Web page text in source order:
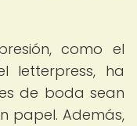
como el
letterpress, ha
de boda sean
papel. Además,